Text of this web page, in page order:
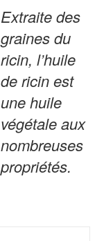
Extraite des
graines du
ricin, l’huile
de ricin est
une huile
végétale aux
nombreuses
propriétés.